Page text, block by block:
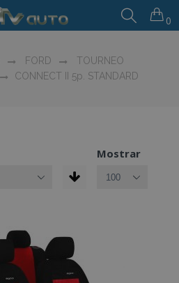
0
FORD
TOURNEO
CONNECT II 5p. STANDARD
Mostrar